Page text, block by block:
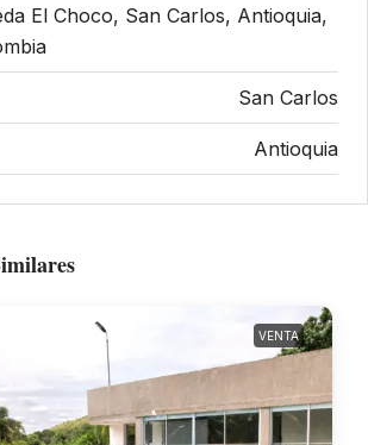
El Choco, San Carlos, Antioquia,
San Carlos
Antioquia
VENTA